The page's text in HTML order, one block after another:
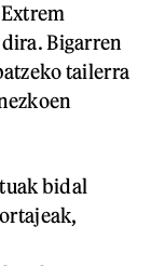
Bigarren
tailerra
bidal